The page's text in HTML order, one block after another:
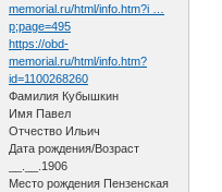
memorial.ru/html/info.htm?i …
p;page=495
https://obd-
memorial.ru/html/info.htm?
id=1100268260
Фамилия Кубышкин
Имя Павел
Отчество Ильич
Дата рождения/Возраст
__.__.1906
Место рождения Пензенская